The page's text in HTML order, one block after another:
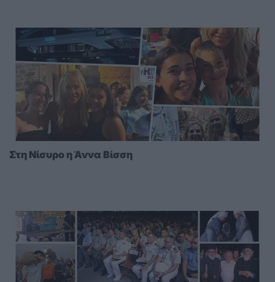
Στη Νίσυρο η Άννα Βίσση